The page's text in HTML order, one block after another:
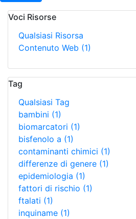
Voci Risorse
Qualsiasi Risorsa
Contenuto Web (1)
Tag
Qualsiasi Tag
bambini (1)
biomarcatori (1)
bisfenolo a (1)
contaminanti chimici (1)
differenze di genere (1)
epidemiologia (1)
fattori di rischio (1)
ftalati (1)
inquiname (1)